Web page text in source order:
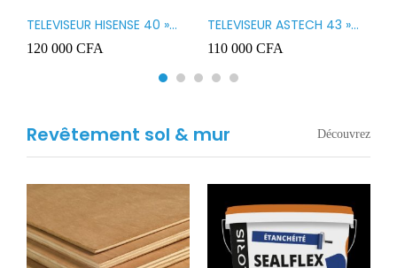
TELEVISEUR HISENSE 40 »
LED SMART VIDAA 40A4K
120 000 CFA
TELEVISEUR ASTECH 43 »
LED 43OD15
110 000 CFA
Revêtement sol & mur Découvrez